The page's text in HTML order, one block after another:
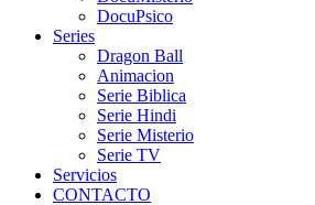
DocuPsico
Series
Dragon Ball
Animacion
Serie Biblica
Serie Hindi
Serie Misterio
Serie TV
Servicios
CONTACTO